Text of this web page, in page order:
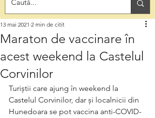
Maraton de vaccinare în
acest weekend la Castelul
Corvinilor
13 mai 2021 2 min de citit
Turiștii care ajung în weekend la
Castelul Corvinilor, dar și localnicii din
Hunedoara se pot vaccina anti-COVID-